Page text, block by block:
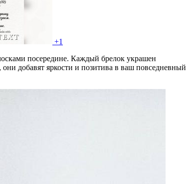
+1
посередине. Каждый брелок украшен
добавят яркости и позитива в ваш повседневный